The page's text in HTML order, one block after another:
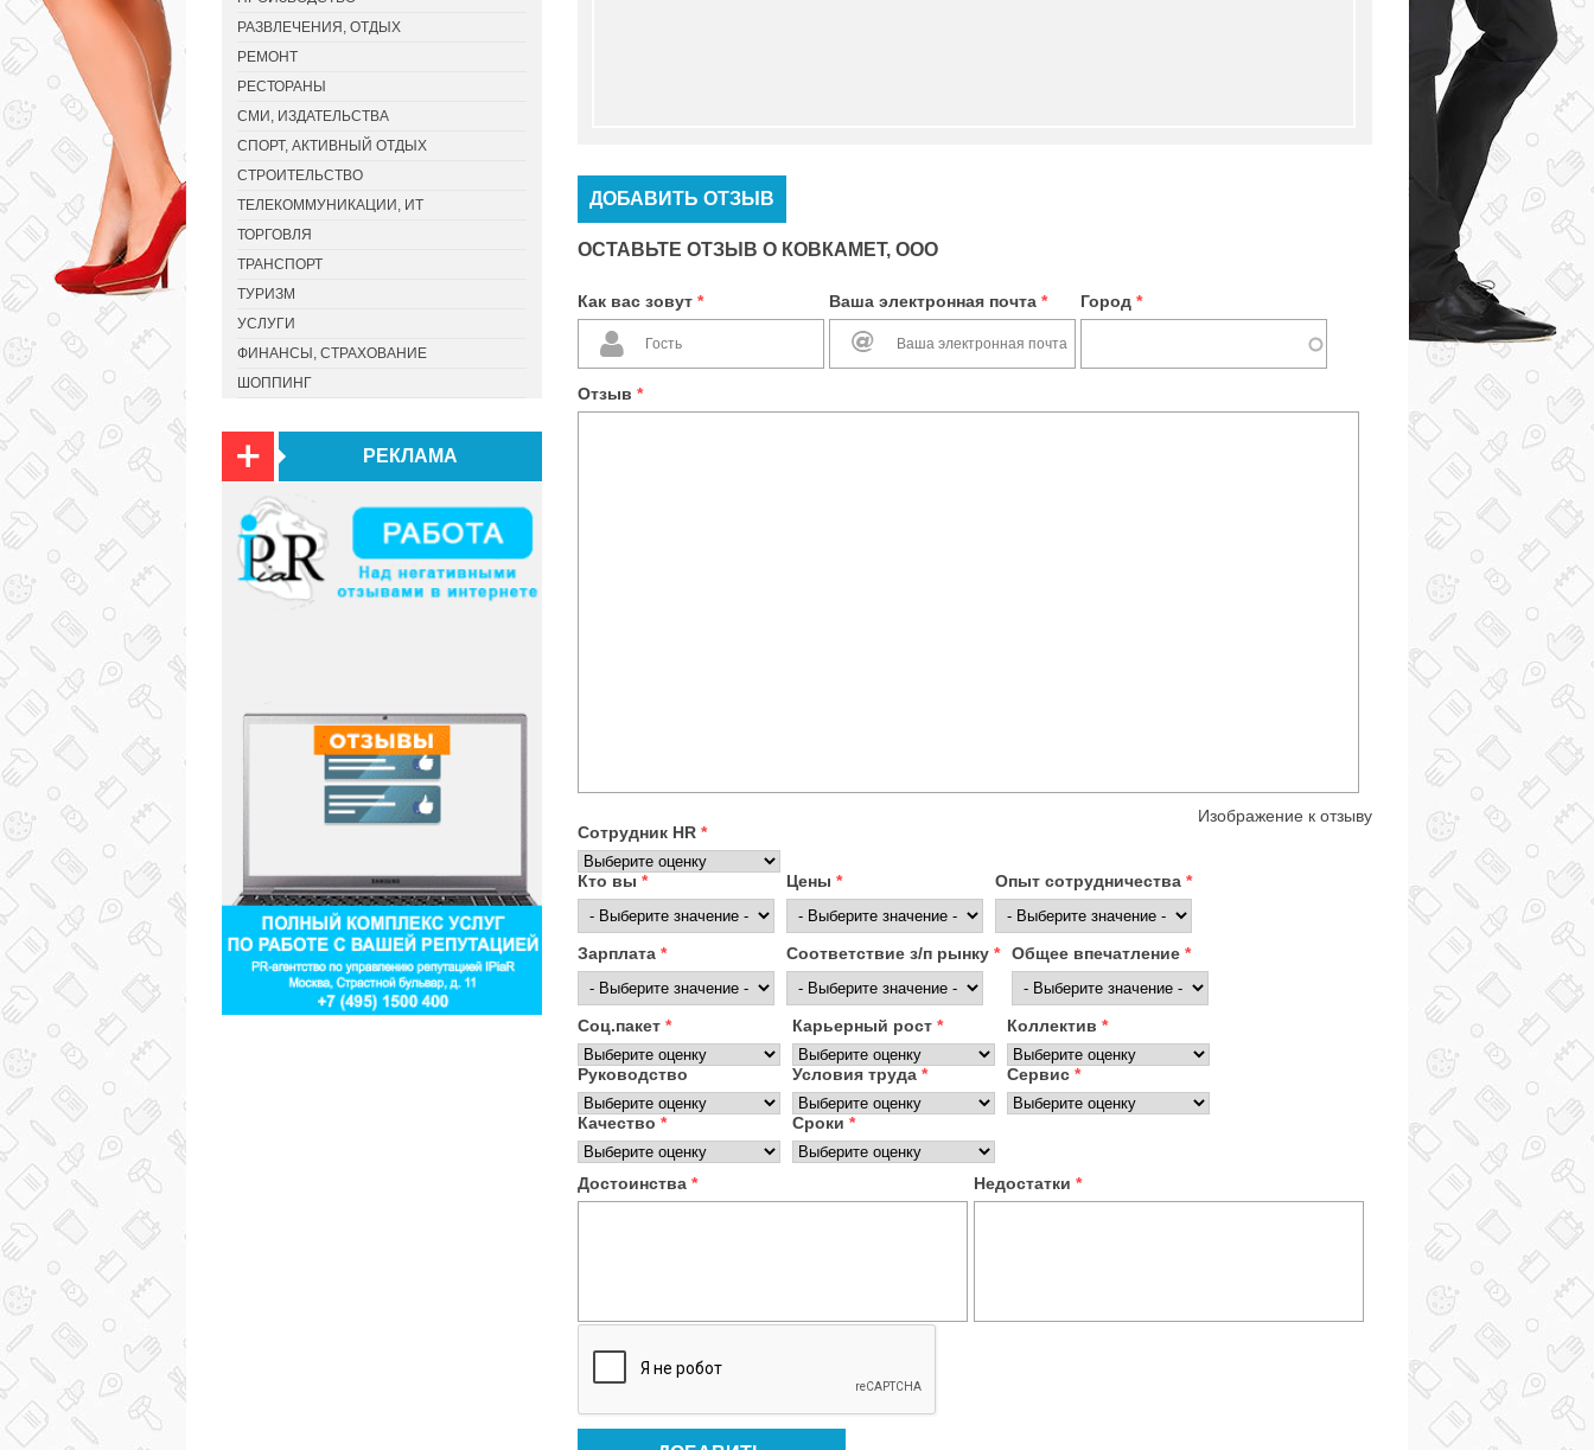
ДОБАВИТЬ ОТЗЫВ
ОСТАВЬТЕ ОТЗЫВ О КОВКАМЕТ, ООО
Как вас зовут * Ваша электронная почта * Город *
Отзыв *
Изображение к отзыву
Сотрудник HR *
Кто вы * Цены * Опыт сотрудничества *
Зарплата * Соответствие з/п рынку * Общее впечатление *
Соц.пакет * Карьерный рост * Коллектив *
Руководство Условия труда * Сервис *
Качество * Сроки *
Достоинства * Недостатки *
РАЗВЛЕЧЕНИЯ, ОТДЫХ
РЕМОНТ
РЕСТОРАНЫ
СМИ, ИЗДАТЕЛЬСТВА
СПОРТ, АКТИВНЫЙ ОТДЫХ
СТРОИТЕЛЬСТВО
ТЕЛЕКОММУНИКАЦИИ, ИТ
ТОРГОВЛЯ
ТРАНСПОРТ
ТУРИЗМ
УСЛУГИ
ФИНАНСЫ, СТРАХОВАНИЕ
ШОППИНГ
РЕКЛАМА